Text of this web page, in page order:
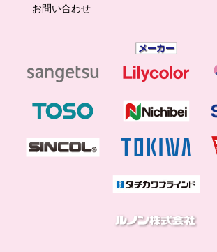
お問い合わせ